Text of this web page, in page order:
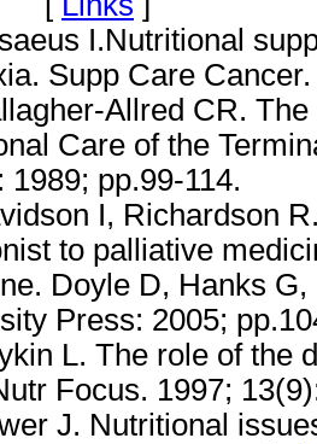
I.Nutritional
Supp Care
Allred CR.
Care of the
1989; pp.99-114.
I, Richardson
to palliative
Doyle D, Hanks
Press: 2005;
L. The role of the
Focus. 1997;
J. Nutritional